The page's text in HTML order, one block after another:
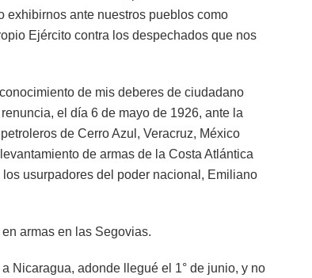
exhibirnos ante nuestros pueblos como
Ejército contra los despechados que nos
de mis deberes de ciudadano
el día 6 de mayo de 1926, ante la
de Cerro Azul, Veracruz, México
de armas de la Costa Atlántica
usurpadores del poder nacional, Emiliano
armas en las Segovias.
Nicaragua, adonde llegué el 1° de junio, y no